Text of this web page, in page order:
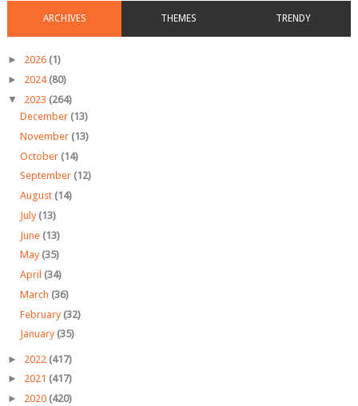
ARCHIVES THEMES TRENDY
► 2026 (1)
► 2024 (80)
▼ 2023 (264)
December (13)
November (13)
October (14)
September (12)
August (14)
July (13)
June (13)
May (35)
April (34)
March (36)
February (32)
January (35)
► 2022 (417)
► 2021 (417)
► 2020 (420)